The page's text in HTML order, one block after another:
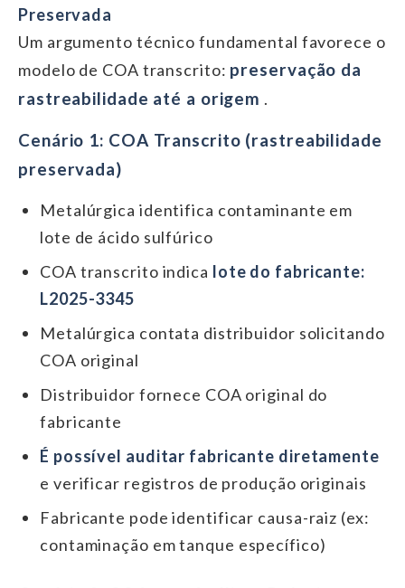
Preservada
Um argumento técnico fundamental favorece o
modelo de COA transcrito: preservação da
rastreabilidade até a origem .
Cenário 1: COA Transcrito (rastreabilidade
preservada)
Metalúrgica identifica contaminante em
lote de ácido sulfúrico
COA transcrito indica lote do fabricante:
L2025-3345
Metalúrgica contata distribuidor solicitando
COA original
Distribuidor fornece COA original do
fabricante
É possível auditar fabricante diretamente
e verificar registros de produção originais
Fabricante pode identificar causa-raiz (ex:
contaminação em tanque específico)